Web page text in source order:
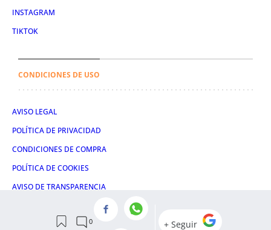
INSTAGRAM
TIKTOK
CONDICIONES DE USO
AVISO LEGAL
POLÍTICA DE PRIVACIDAD
CONDICIONES DE COMPRA
POLÍTICA DE COOKIES
AVISO DE TRANSPARENCIA